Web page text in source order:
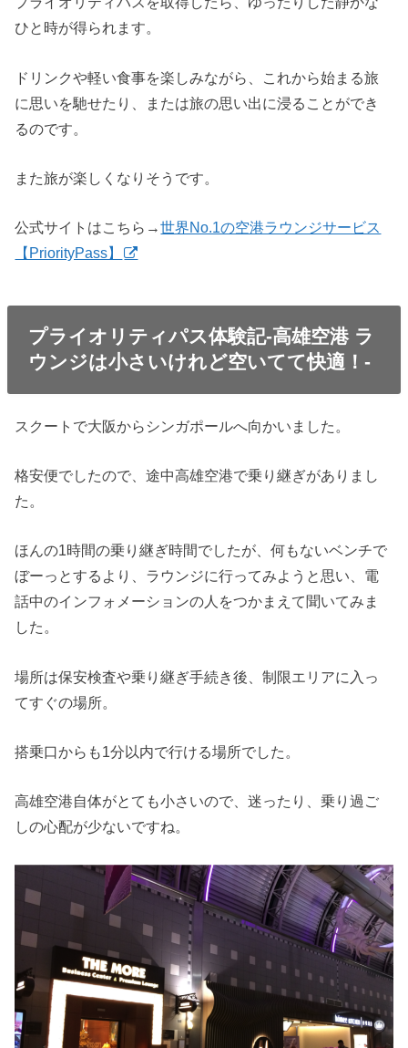
ひと時が得られます。
ドリンクや軽い食事を楽しみながら、これから始まる旅
に思いを馳せたり、または旅の思い出に浸ることができ
るのです。
また旅が楽しくなりそうです。
公式サイトはこちら→世界No.1の空港ラウンジサービス
【PriorityPass】
プライオリティパス体験記-高雄空港 ラ
ウンジは小さいけれど空いてて快適！-
スクートで大阪からシンガポールへ向かいました。
格安便でしたので、途中高雄空港で乗り継ぎがありまし
た。
ほんの1時間の乗り継ぎ時間でしたが、何もないベンチで
ぼーっとするより、ラウンジに行ってみようと思い、電
話中のインフォメーションの人をつかまえて聞いてみま
した。
場所は保安検査や乗り継ぎ手続き後、制限エリアに入っ
てすぐの場所。
搭乗口からも1分以内で行ける場所でした。
高雄空港自体がとても小さいので、迷ったり、乗り過ご
しの心配が少ないですね。